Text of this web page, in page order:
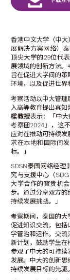
香港中文大学（中大
展解决方案网络）
顶尖大学的29位代
展领域的创新方法。
旨在促进大学间的
环境，以及促进世界
考察活动以中大管
入高等教育提出真
樑教授表示：「中
考察团2024』，这
应对在推动可持续
求在本地和国际间
标。」
SDSN泰国网络经理
究与支援中心（
大学合作的寳贵机
步。通过分享双方
持续发展挑战。」
考察期间，泰国的大
促进知识交流，包
学管治和运作。交流
新计划，鼓励学生
参观了中大的可持
发展。中大的创新
持续发展目标的先驱。